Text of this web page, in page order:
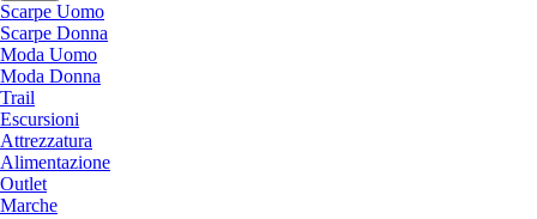
Scarpe Uomo
Scarpe Donna
Moda Uomo
Moda Donna
Trail
Escursioni
Attrezzatura
Alimentazione
Outlet
Marche